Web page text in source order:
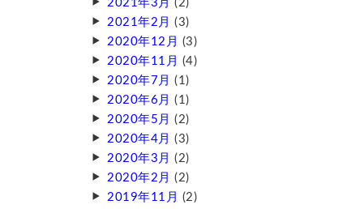
2021年3月 (2)
2021年2月 (3)
2020年12月 (3)
2020年11月 (4)
2020年7月 (1)
2020年6月 (1)
2020年5月 (2)
2020年4月 (3)
2020年3月 (2)
2020年2月 (2)
2019年11月 (2)